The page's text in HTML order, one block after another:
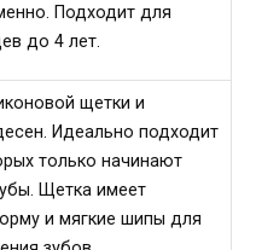
Подходит для
до 4 лет.
щетки и
Идеально подходит
только начинают
Щетка имеет
и мягкие шипы для